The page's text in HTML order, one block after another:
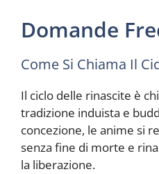
Domande
Come Si Chiama Il
Il ciclo delle rinascite è
tradizione induista e
concezione, le anime si
senza fine di morte e
la liberazione.